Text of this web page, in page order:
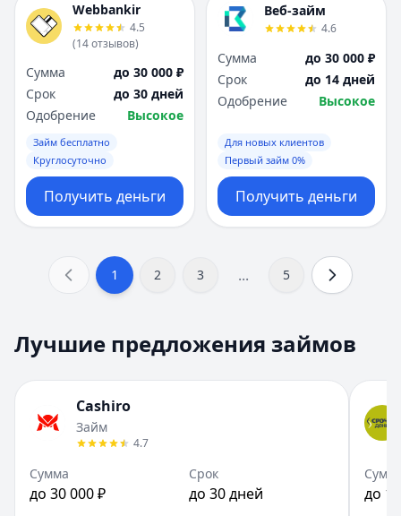
Webbankir
4.5
(14отзывов)
Сумма
до 30 000 ₽
Срок
до 30 дней
Одобрение
Высокое
Займ бесплатно
Круглосуточно
Получить деньги
Веб-займ
4.6
Сумма
до 30 000 ₽
Срок
до 14 дней
Одобрение
Высокое
Для новых клиентов
Первый займ 0%
Получить деньги
1 2 3 ... 5
Лучшие предложения займов
Cashiro
Займ
4.7
Сумма
до 30 000 ₽
Срок
до 30 дней до